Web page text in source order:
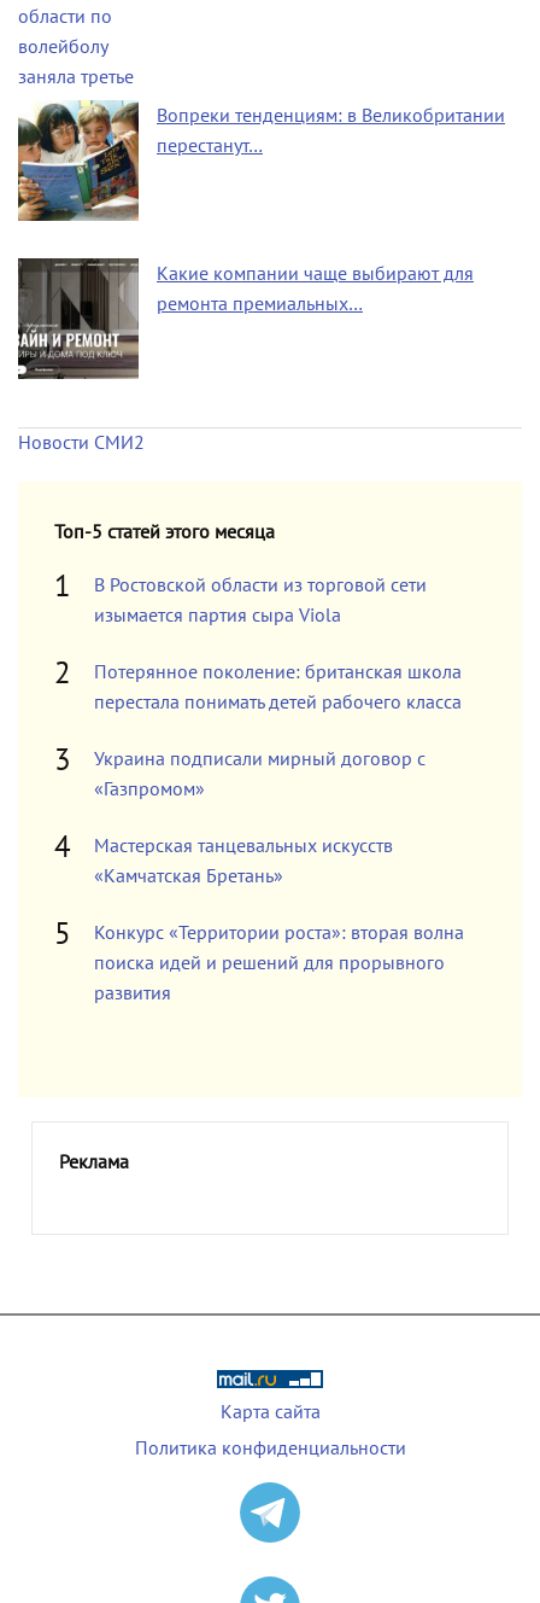
Вопреки тенденциям: в Великобритании
перестанут…
Какие компании чаще выбирают для
ремонта премиальных…
Новости СМИ2
Топ-5 статей этого месяца
В Ростовской области из торговой сети
изымается партия сыра Viola
Потерянное поколение: британская школа
перестала понимать детей рабочего класса
Украина подписали мирный договор с
«Газпромом»
Мастерская танцевальных искусств
«Камчатская Бретань»
Конкурс «Территории роста»: вторая волна
поиска идей и решений для прорывного
развития
Реклама
Карта сайта
Политика конфиденциальности